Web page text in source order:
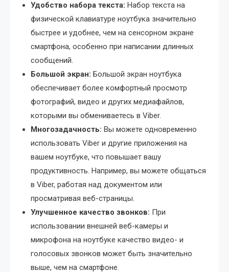
Удобство набора текста: Набор текста на
физической клавиатуре ноутбука значительно
быстрее и удобнее, чем на сенсорном экране
смартфона, особенно при написании длинных
сообщений.
Большой экран: Большой экран ноутбука
обеспечивает более комфортный просмотр
фотографий, видео и других медиафайлов,
которыми вы обмениваетесь в Viber.
Многозадачность: Вы можете одновременно
использовать Viber и другие приложения на
вашем ноутбуке, что повышает вашу
продуктивность. Например, вы можете общаться
в Viber, работая над документом или
просматривая веб-страницы.
Улучшенное качество звонков: При
использовании внешней веб-камеры и
микрофона на ноутбуке качество видео- и
голосовых звонков может быть значительно
выше, чем на смартфоне.